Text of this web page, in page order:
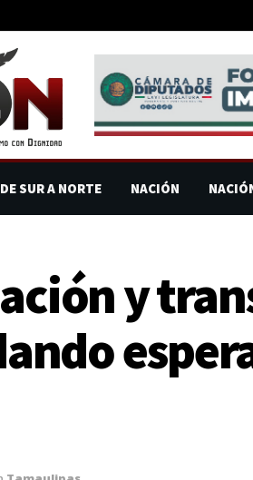
DE SUR A NORTE NACIÓN
y